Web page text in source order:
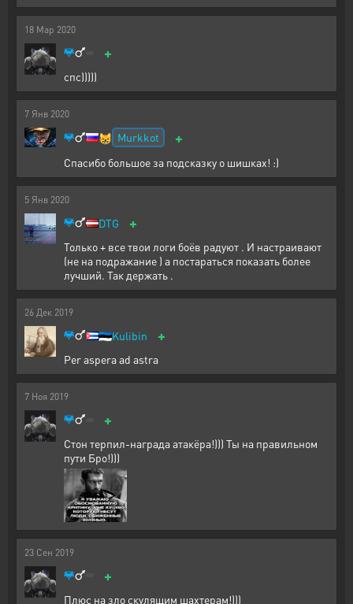
18 Мар 2020
+
спс)))))
7 Янв 2020
😸 Murkkot +
Спасибо большое за подсказку о шишках! :)
5 Янв 2020
DTG +
Только + все твои логи боёв радуют . И настраивают
(не на подражание ) а постараться показать более
лучший. Так держать .
26 Дек 2019
🇪🇪Kulibin +
Per aspera ad astra
7 Ноя 2019
+
Стон терпил-награда атакёра!))) Ты на правильном
пути Бро!)))
23 Сен 2019
+
Плюс на зло скулящим шахтерам!)))